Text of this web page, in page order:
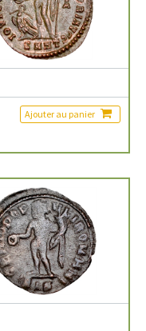
Ajouter au panier